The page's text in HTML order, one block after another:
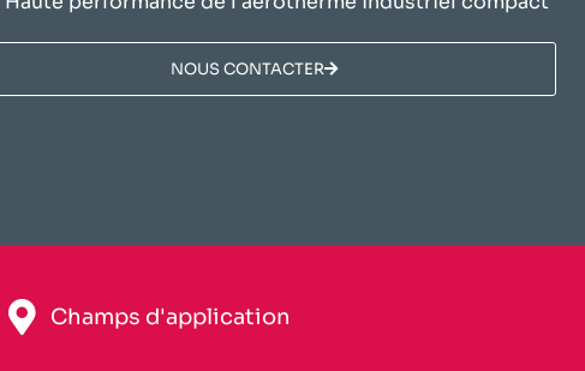
NOUS CONTACTER
​Champs d'application​